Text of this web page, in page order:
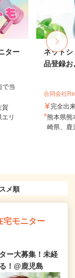
ター
当
リ
ネットシ
品登録お
合同会社
完全出
熊本県熊
崎県、鹿
宅モニター
ー大募集！未経
！@鹿児島